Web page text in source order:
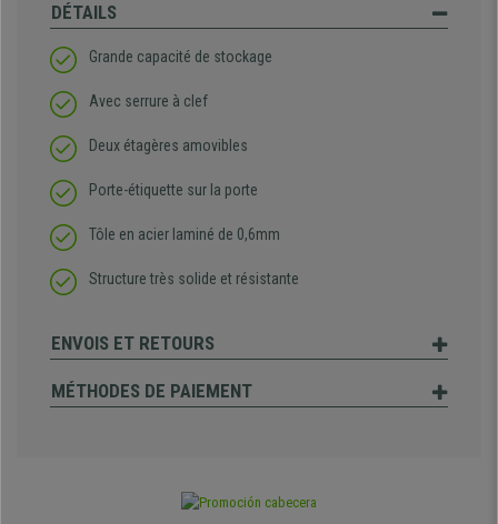
DÉTAILS
Grande capacité de stockage
Avec serrure à clef
Deux étagères amovibles
Porte-étiquette sur la porte
Tôle en acier laminé de 0,6mm
Structure très solide et résistante
ENVOIS ET RETOURS
MÉTHODES DE PAIEMENT